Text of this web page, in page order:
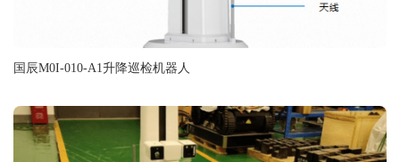
国辰M0I-010-A1升降巡检机器人